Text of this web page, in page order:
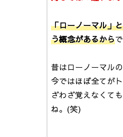
「ローノーマル」
う概念があるから
昔はローノーマル
今ではほぼ全てが
ざわざ覚えなくて
ね。(笑)